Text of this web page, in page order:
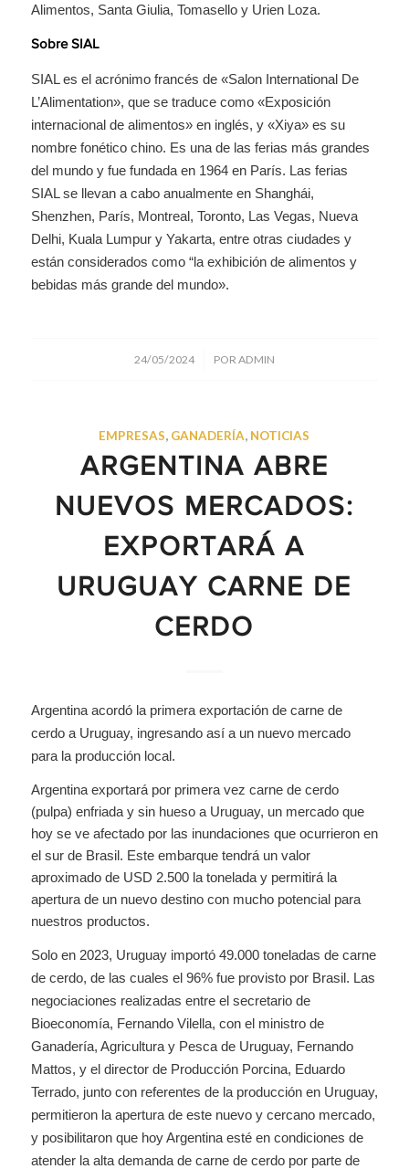
Alimentos, Santa Giulia, Tomasello y Urien Loza.
Sobre SIAL
SIAL es el acrónimo francés de «Salon International De
L’Alimentation», que se traduce como «Exposición
internacional de alimentos» en inglés, y «Xiya» es su
nombre fonético chino. Es una de las ferias más grandes
del mundo y fue fundada en 1964 en París. Las ferias
SIAL se llevan a cabo anualmente en Shanghái,
Shenzhen, París, Montreal, Toronto, Las Vegas, Nueva
Delhi, Kuala Lumpur y Yakarta, entre otras ciudades y
están considerados como “la exhibición de alimentos y
bebidas más grande del mundo».
24/05/2024
/ POR ADMIN
EMPRESAS, GANADERÍA, NOTICIAS
ARGENTINA ABRE
NUEVOS MERCADOS:
EXPORTARÁ A
URUGUAY CARNE DE
CERDO
Argentina acordó la primera exportación de carne de
cerdo a Uruguay, ingresando así a un nuevo mercado
para la producción local.
Argentina exportará por primera vez carne de cerdo
(pulpa) enfriada y sin hueso a Uruguay, un mercado que
hoy se ve afectado por las inundaciones que ocurrieron en
el sur de Brasil. Este embarque tendrá un valor
aproximado de USD 2.500 la tonelada y permitirá la
apertura de un nuevo destino con mucho potencial para
nuestros productos.
Solo en 2023, Uruguay importó 49.000 toneladas de carne
de cerdo, de las cuales el 96% fue provisto por Brasil. Las
negociaciones realizadas entre el secretario de
Bioeconomía, Fernando Vilella, con el ministro de
Ganadería, Agricultura y Pesca de Uruguay, Fernando
Mattos, y el director de Producción Porcina, Eduardo
Terrado, junto con referentes de la producción en Uruguay,
permitieron la apertura de este nuevo y cercano mercado,
y posibilitaron que hoy Argentina esté en condiciones de
atender la alta demanda de carne de cerdo por parte de